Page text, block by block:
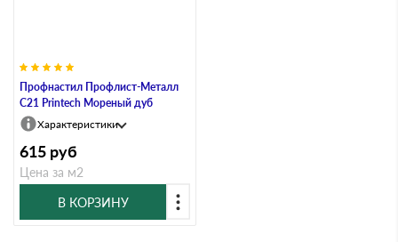
Профнастил Профлист-Металл
C21 Printech Мореный дуб
Характеристики
615 руб
Цена за м2
В КОРЗИНУ